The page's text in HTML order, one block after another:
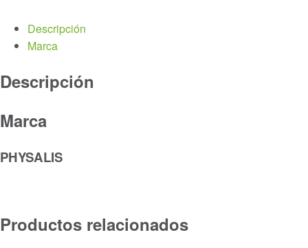
Descripción
Marca
Descripción
Marca
PHYSALIS
Productos relacionados